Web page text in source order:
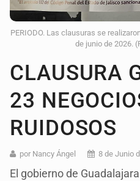
PERIODO. Las clausuras se
de junio de 2026.
CLAUSURA
23
RUIDOSOS
por Nancy Ángel 8 de Junio
El gobierno de